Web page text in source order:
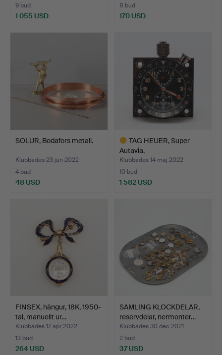
9 bud
1 055 USD
8 bud
170 USD
SOLUR, Bodafors metall.
Klubbades 23 jun 2022
4 bud
48 USD
TAG HEUER, Super
Autavia,
instrumentpanelu…
Klubbades 14 maj 2022
10 bud
1 582 USD
FINSEX, hängur, 18K, 1950-
tal, manuellt ur…
Klubbades 17 apr 2022
13 bud
264 USD
SAMLING KLOCKDELAR,
reservdelar, nermonter…
Klubbades 30 dec 2021
2 bud
37 USD